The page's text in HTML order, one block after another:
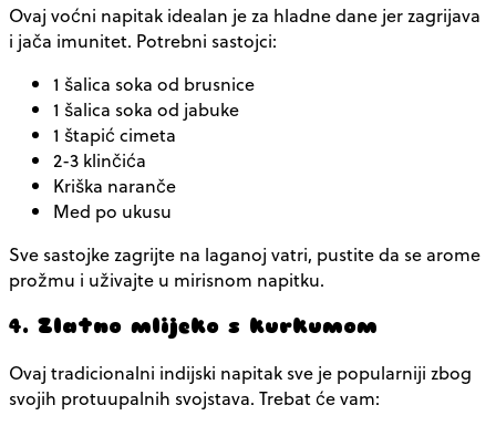
Ovaj voćni napitak idealan je za hladne dane jer zagrijava
i jača imunitet. Potrebni sastojci:
1 šalica soka od brusnice
1 šalica soka od jabuke
1 štapić cimeta
2-3 klinčića
Kriška naranče
Med po ukusu
Sve sastojke zagrijte na laganoj vatri, pustite da se arome
prožmu i uživajte u mirisnom napitku.
4. Zlatno mlijeko s kurkumom
Ovaj tradicionalni indijski napitak sve je popularniji zbog
svojih protuupalnih svojstava. Trebat će vam: